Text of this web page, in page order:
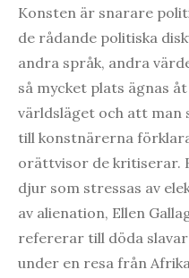
Konsten är snarare
de rådande politiska
andra språk, andra
så mycket plats ägnas
världsläget och att
till konstnärerna
orättvisor de kritiserar.
djur som stressas av
av alienation, Ellen
refererar till döda
under en resa från